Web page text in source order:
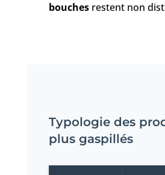
bouchesrestent non
Typologie des
plus gaspillés